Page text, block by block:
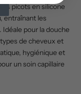
picots en silicone
entraînant les
pour la douche
de cheveux et
hygiénique et
un soin capillaire